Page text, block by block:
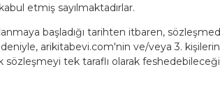
etmiş sayılmaktadırlar.
başladığı tarihten itbaren,
arikitabevi.com'nin ve/veya 3.
tek taraflı olarak